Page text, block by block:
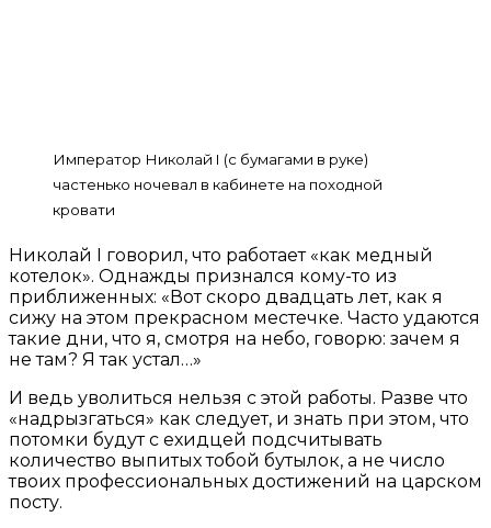
Император Николай I (с бумагами в руке)
частенько ночевал в кабинете на походной
кровати
Николай I говорил, что работает «как медный
котелок». Однажды признался кому-то из
приближенных: «Вот скоро двадцать лет, как я
сижу на этом прекрасном местечке. Часто удаются
такие дни, что я, смотря на небо, говорю: зачем я
не там? Я так устал…»
И ведь уволиться нельзя с этой работы. Разве что
«надрызгаться» как следует, и знать при этом, что
потомки будут с ехидцей подсчитывать
количество выпитых тобой бутылок, а не число
твоих профессиональных достижений на царском
посту.